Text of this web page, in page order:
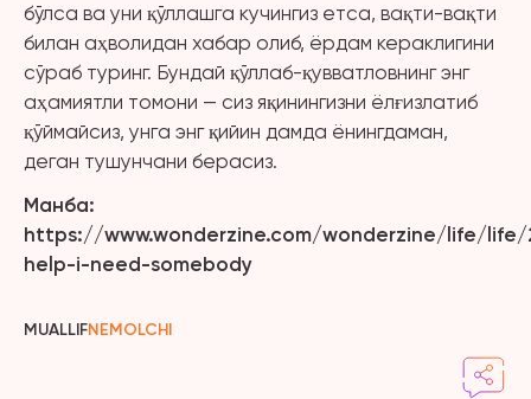
бўлса ва уни қўллашга кучингиз етса, вақти-вақти
билан аҳволидан хабар олиб, ёрдам кераклигини
сўраб туринг. Бундай қўллаб-қувватловнинг энг
аҳамиятли томони — сиз яқинингизни ёлғизлатиб
қўймайсиз, унга энг қийин дамда ёнингдаман,
деган тушунчани берасиз.
Манба:
https://www.wonderzine.com/wonderzine/life/life/
help-i-need-somebody
MUALLIFNEMOLCHI